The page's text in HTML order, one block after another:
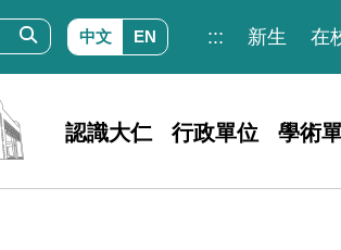
中文 EN ::: 新生 在
認識大仁 行政單位 學術